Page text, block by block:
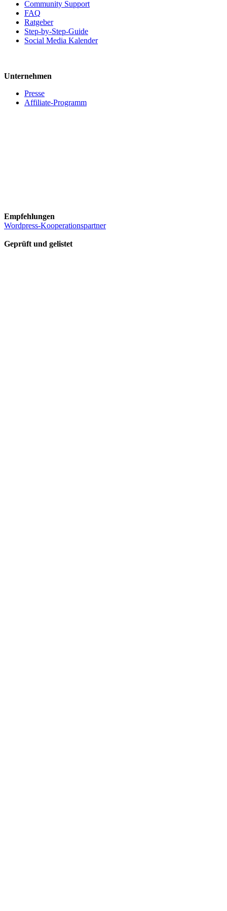
Community Support
FAQ
Ratgeber
Step-by-Step-Guide
Social Media Kalender
Unternehmen
Presse
Affiliate-Programm
Empfehlungen
Wordpress-Kooperationspartner
Geprüft und gelistet